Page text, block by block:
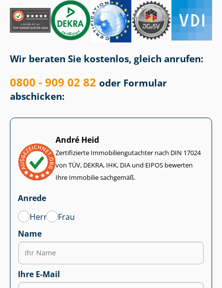
Wir beraten Sie kostenlos, gleich anrufen:
0800 - 909 02 82 oder Formular
abschicken:
André Heid
Zertifizierte Im­mo­bi­li­en­gut­ach­ter nach DIN 17024
von TÜV, DEKRA, IHK, DIA und EIPOS bewerten
Ihre Immobilie sachgemäß.
Anrede
Herr
Frau
Name
Ihre E-Mail